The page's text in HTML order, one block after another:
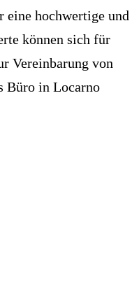
eine hochwertige und
können sich für
Vereinbarung von
Büro in Locarno